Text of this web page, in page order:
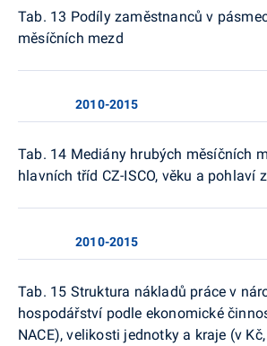
Tab. 13 Podíly zaměstnanců v
měsíčních mezd
2010-2015
Tab. 14 Mediány hrubých měsíčních
hlavních tříd CZ-ISCO, věku a pohlaví
2010-2015
Tab. 15 Struktura nákladů práce v
hospodářství podle ekonomické
NACE), velikosti jednotky a kraje (v